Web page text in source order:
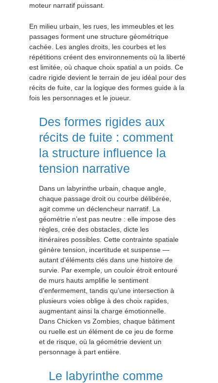
moteur narratif puissant.
En milieu urbain, les rues, les immeubles et les
passages forment une structure géométrique
cachée. Les angles droits, les courbes et les
répétitions créent des environnements où la liberté
est limitée, où chaque choix spatial a un poids. Ce
cadre rigide devient le terrain de jeu idéal pour des
récits de fuite, car la logique des formes guide à la
fois les personnages et le joueur.
Des formes rigides aux
récits de fuite : comment
la structure influence la
tension narrative
Dans un labyrinthe urbain, chaque angle,
chaque passage droit ou courbe délibérée,
agit comme un déclencheur narratif. La
géométrie n’est pas neutre : elle impose des
règles, crée des obstacles, dicte les
itinéraires possibles. Cette contrainte spatiale
génère tension, incertitude et suspense —
autant d’éléments clés dans une histoire de
survie. Par exemple, un couloir étroit entouré
de murs hauts amplifie le sentiment
d’enfermement, tandis qu’une intersection à
plusieurs voies oblige à des choix rapides,
augmentant ainsi la charge émotionnelle.
Dans Chicken vs Zombies, chaque bâtiment
ou ruelle est un élément de ce jeu de forme
et de risque, où la géométrie devient un
personnage à part entière.
Le labyrinthe comme